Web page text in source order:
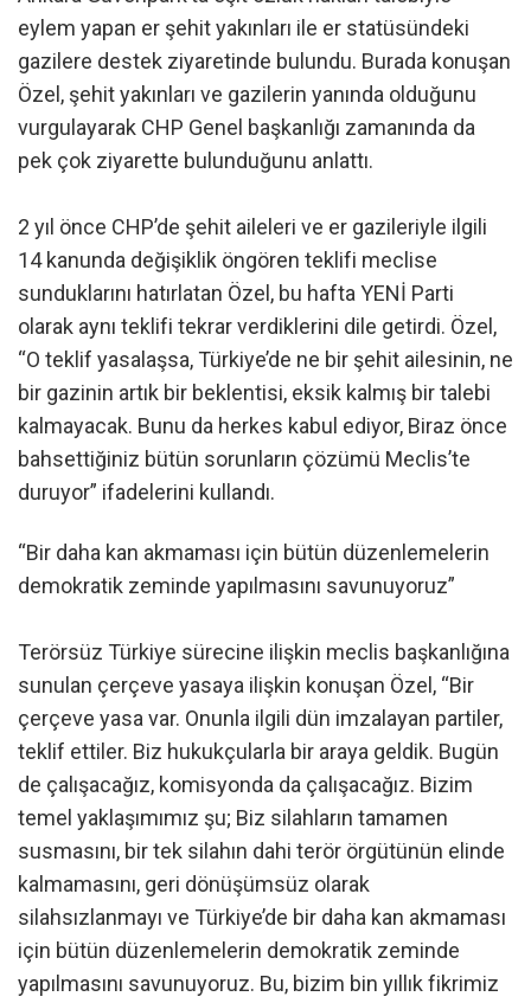
eylem yapan er şehit yakınları ile er statüsündeki
gazilere destek ziyaretinde bulundu. Burada konuşan
Özel, şehit yakınları ve gazilerin yanında olduğunu
vurgulayarak CHP Genel başkanlığı zamanında da
pek çok ziyarette bulunduğunu anlattı.
2 yıl önce CHP’de şehit aileleri ve er gazileriyle ilgili
14 kanunda değişiklik öngören teklifi meclise
sunduklarını hatırlatan Özel, bu hafta YENİ Parti
olarak aynı teklifi tekrar verdiklerini dile getirdi. Özel,
“O teklif yasalaşsa, Türkiye’de ne bir şehit ailesinin, ne
bir gazinin artık bir beklentisi, eksik kalmış bir talebi
kalmayacak. Bunu da herkes kabul ediyor, Biraz önce
bahsettiğiniz bütün sorunların çözümü Meclis’te
duruyor” ifadelerini kullandı.
“Bir daha kan akmaması için bütün düzenlemelerin
demokratik zeminde yapılmasını savunuyoruz”
Terörsüz Türkiye sürecine ilişkin meclis başkanlığına
sunulan çerçeve yasaya ilişkin konuşan Özel, “Bir
çerçeve yasa var. Onunla ilgili dün imzalayan partiler,
teklif ettiler. Biz hukukçularla bir araya geldik. Bugün
de çalışacağız, komisyonda da çalışacağız. Bizim
temel yaklaşımımız şu; Biz silahların tamamen
susmasını, bir tek silahın dahi terör örgütünün elinde
kalmamasını, geri dönüşümsüz olarak
silahsızlanmayı ve Türkiye’de bir daha kan akmaması
için bütün düzenlemelerin demokratik zeminde
yapılmasını savunuyoruz. Bu, bizim bin yıllık fikrimiz